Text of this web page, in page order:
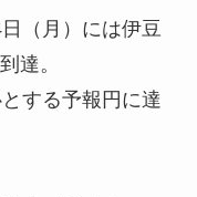
（月）には伊豆
達。
する予報円に達